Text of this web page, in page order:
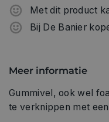
Met dit product
Bij De Banier
Meer informatie
Gummivel, ook wel
te verknippen met